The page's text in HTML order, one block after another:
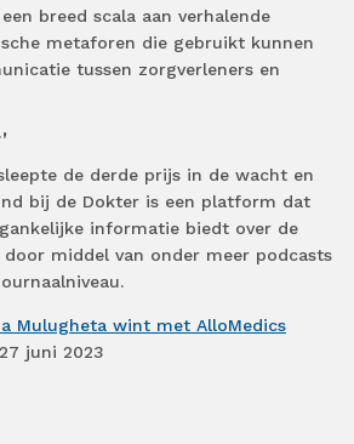
breed scala aan verhalende
metaforen die gebruikt kunnen
tussen zorgverleners en
de derde prijs in de wacht en
bij de Dokter is een platform dat
informatie biedt over de
door middel van onder meer podcasts
Mulugheta wint met AlloMedics
juni 2023